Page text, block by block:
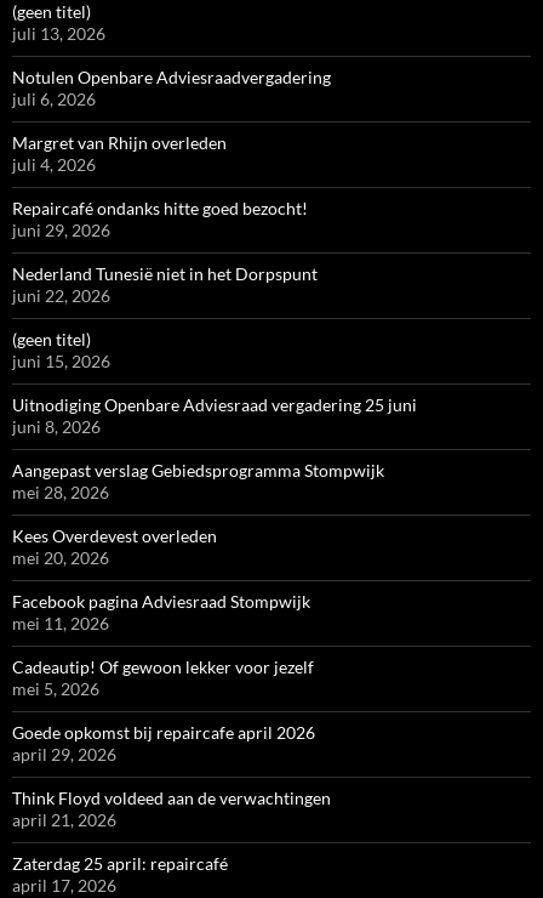
(geen titel)
juli 13, 2026
Notulen Openbare Adviesraadvergadering
juli 6, 2026
Margret van Rhijn overleden
juli 4, 2026
Repaircafé ondanks hitte goed bezocht!
juni 29, 2026
Nederland Tunesië niet in het Dorpspunt
juni 22, 2026
(geen titel)
juni 15, 2026
Uitnodiging Openbare Adviesraad vergadering 25 juni
juni 8, 2026
Aangepast verslag Gebiedsprogramma Stompwijk
mei 28, 2026
Kees Overdevest overleden
mei 20, 2026
Facebook pagina Adviesraad Stompwijk
mei 11, 2026
Cadeautip! Of gewoon lekker voor jezelf
mei 5, 2026
Goede opkomst bij repaircafe april 2026
april 29, 2026
Think Floyd voldeed aan de verwachtingen
april 21, 2026
Zaterdag 25 april: repaircafé
april 17, 2026